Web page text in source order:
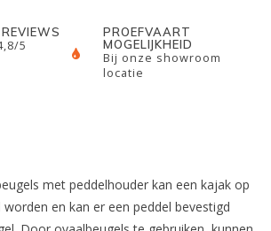
5
PROEFVAART
MOGELIJKHEID
Bij onze showroom
locatie
met peddelhouder kan een kajak op
en kan er een peddel bevestigd